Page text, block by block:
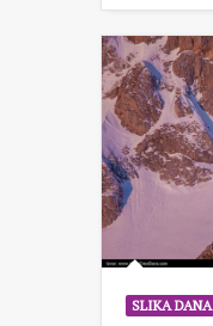
SLIKA DANA